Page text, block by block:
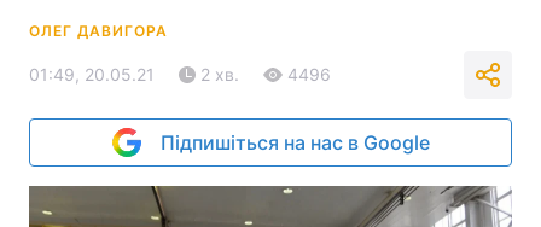
ОЛЕГ ДАВИГОРА
01:49, 20.05.21 2 хв. 4496
Підпишіться на нас в Google